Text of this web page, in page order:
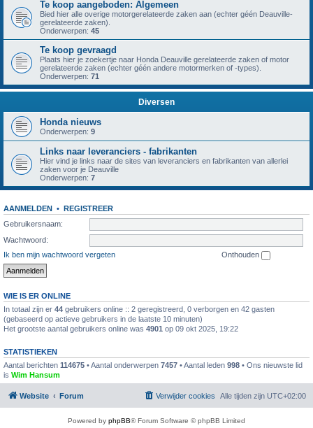
Te koop aangeboden: Algemeen
Bied hier alle overige motorgerelateerde zaken aan (echter géén Deauville-
gerelateerde zaken).
Onderwerpen: 45
Te koop gevraagd
Plaats hier je zoekertje naar Honda Deauville gerelateerde zaken of motor
gerelateerde zaken (echter géén andere motormerken of -types).
Onderwerpen: 71
Diversen
Honda nieuws
Onderwerpen: 9
Links naar leveranciers - fabrikanten
Hier vind je links naar de sites van leveranciers en fabrikanten van allerlei
zaken voor je Deauville
Onderwerpen: 7
AANMELDEN • REGISTREER
Gebruikersnaam:
Wachtwoord:
Ik ben mijn wachtwoord vergeten
Onthouden
WIE IS ER ONLINE
In totaal zijn er 44 gebruikers online :: 2 geregistreerd, 0 verborgen en 42 gasten
(gebaseerd op actieve gebruikers in de laatste 10 minuten)
Het grootste aantal gebruikers online was 4901 op 09 okt 2025, 19:22
STATISTIEKEN
Aantal berichten 114675 • Aantal onderwerpen 7457 • Aantal leden 998 • Ons nieuwste lid
is Wim Hansum
Website Forum Alle tijden zijn UTC+02:00
Verwijder cookies
Powered by phpBB® Forum Software © phpBB Limited